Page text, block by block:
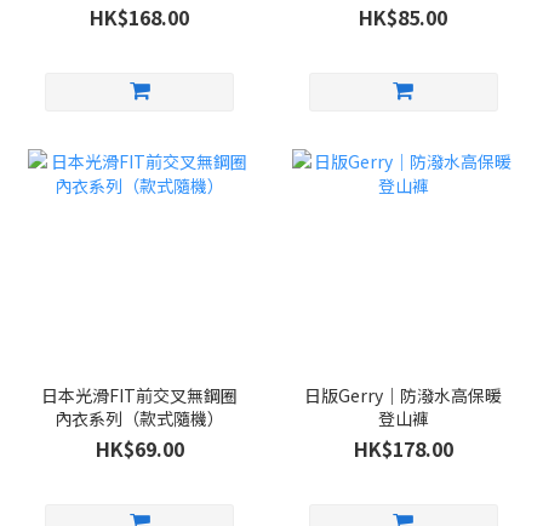
HK$168.00 HK$85.00
日本光滑FIT前交叉無鋼圈
內衣系列（款式隨機）
HK$69.00
日版Gerry｜防潑水高保暖
登山褲
HK$178.00